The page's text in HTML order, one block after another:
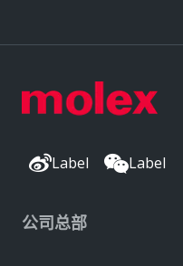
Label Label
公司总部